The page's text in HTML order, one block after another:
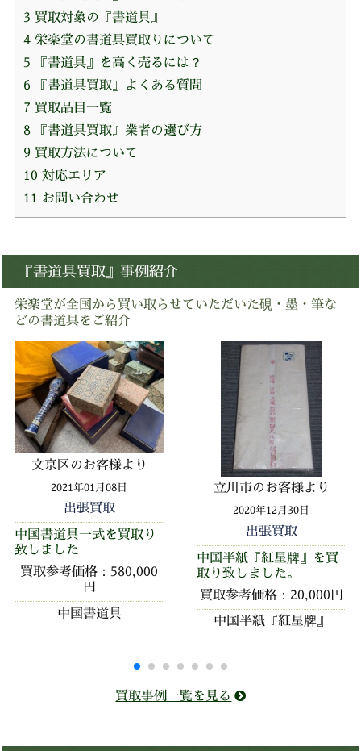
3 買取対象の『書道具』
4 栄楽堂の書道具買取りについて
5 『書道具』を高く売るには？
6 『書道具買取』よくある質問
7 買取品目一覧
8 『書道具買取』業者の選び方
9 買取方法について
10 対応エリア
11 お問い合わせ
『書道具買取』事例紹介
栄楽堂が全国から買い取らせていただいた硯・墨・筆な
どの書道具をご紹介
文京区のお客様より
2021年01月08日
出張買取
中国書道具一式を買取り
致しました
買取参考価格：580,000
円
中国書道具
立川市のお客様より
2020年12月30日
出張買取
中国半紙『紅星牌』を買
取り致しました。
買取参考価格：20,000円
中国半紙『紅星牌』
買取事例一覧を見る